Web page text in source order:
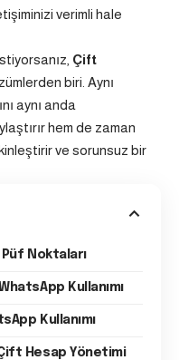
verimli hale
Çift
biri. Aynı
aynı anda
hem de zaman
ve sorunsuz bir
Püf Noktaları
Kullanımı
Kullanımı
Hesap Yönetimi